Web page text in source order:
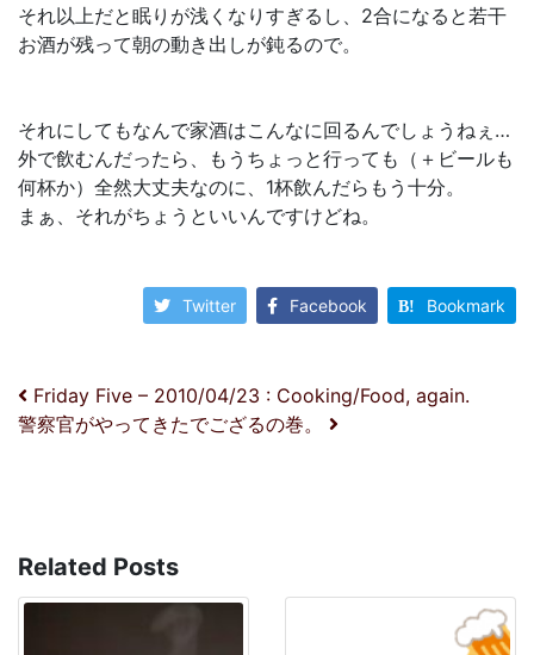
それ以上だと眠りが浅くなりすぎるし、2合になると若干
お酒が残って朝の動き出しが鈍るので。
それにしてもなんで家酒はこんなに回るんでしょうねぇ…
外で飲むんだったら、もうちょっと行っても（＋ビールも
何杯か）全然大丈夫なのに、1杯飲んだらもう十分。
まぁ、それがちょうといいんですけどね。
Twitter Facebook Bookmark
投稿ナビゲーション
Friday Five – 2010/04/23 : Cooking/Food, again.
警察官がやってきたでござるの巻。
Related Posts